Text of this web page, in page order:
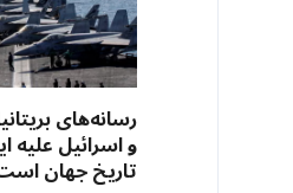
رسانه‌های
و اسرائیل علیه
تاریخ جهان